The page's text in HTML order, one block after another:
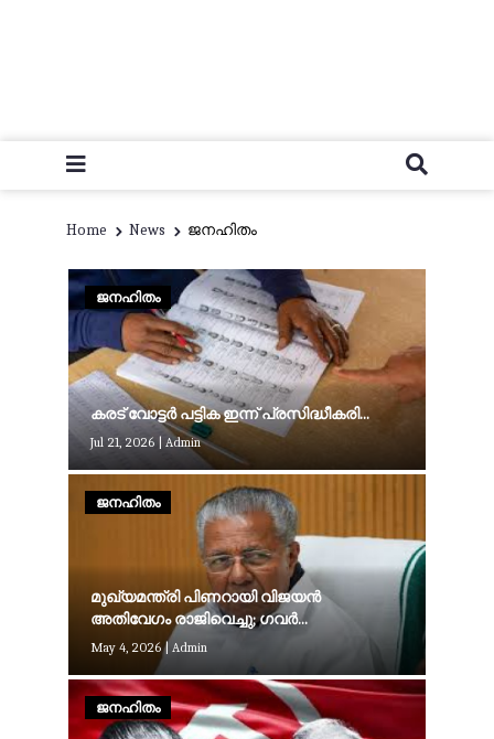
Home News ജനഹിതം
ജനഹിതം
ക​ര​ട് വോ​ട്ട​ർ പ​ട്ടി​ക ഇ​ന്ന് പ്ര​സി​ദ്ധീ​ക​രി​...
Jul 21, 2026 Admin
ജനഹിതം
മുഖ്യമന്ത്രി പിണറായി വിജയൻ
അതിവേഗം രാജിവെച്ചു; ഗവർ...
May 4, 2026 | Admin
ജനഹിതം